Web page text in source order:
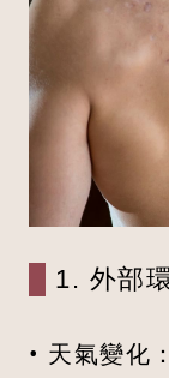
1. 外部
• 天氣變化